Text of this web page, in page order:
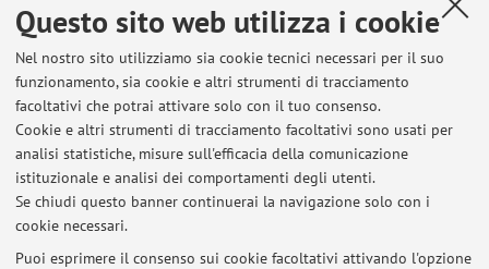
Questo sito web utilizza i cookie
Nel nostro sito utilizziamo sia cookie tecnici necessari per il suo
funzionamento, sia cookie e altri strumenti di tracciamento
facoltativi che potrai attivare solo con il tuo consenso.
Cookie e altri strumenti di tracciamento facoltativi sono usati per
analisi statistiche, misure sull'efficacia della comunicazione
istituzionale e analisi dei comportamenti degli utenti.
Se chiudi questo banner continuerai la navigazione solo con i
cookie necessari.
Puoi esprimere il consenso sui cookie facoltativi attivando l'opzione
forecasts, «APPLIED FINANCIAL ECONOMICS», 2014, 24, pp.
1285 - 1296 [articolo]
1 2
Pubblicazioni antecedenti il 2004